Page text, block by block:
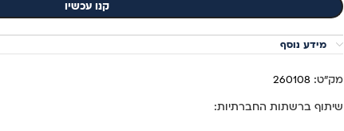
קנו עכשיו
מידע נוסף
מק"ט: 260108
שיתוף ברשתות החברתיות: